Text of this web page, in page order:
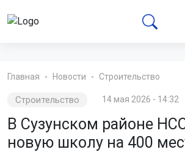
Главная Новости Строительство
Строительство 14 мая 2026 - 14:32
В Сузунском районе
новую школу на 400